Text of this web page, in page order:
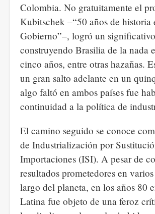
Colombia. No gratuitamente el
Kubitschek –“50 años de historia
Gobierno”–, logró un
construyendo Brasilia de la nada
cinco años, entre otras hazañas.
un gran salto adelante en un
algo faltó en ambos países fue
continuidad a la política de
El camino seguido se conoce
de Industrialización por
Importaciones (ISI). A pesar de
resultados prometedores en
largo del planeta, en los años 80
Latina fue objeto de una feroz